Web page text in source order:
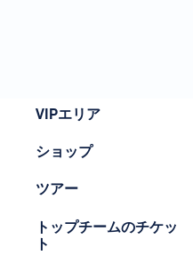
VIPエリア
ショップ
ツアー
トップチームのチケッ
ト